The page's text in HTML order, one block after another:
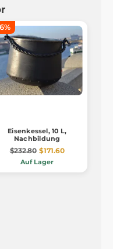
Eisenkessel, 10 L,
Nachbildung
$232.80 $171.60
Auf Lager